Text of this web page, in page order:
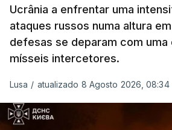
Ucrânia a enfrentar uma
ataques russos numa altura
defesas se deparam com uma
mísseis intercetores.
Lusa / atualizado 8 Agosto 2026, 08:34